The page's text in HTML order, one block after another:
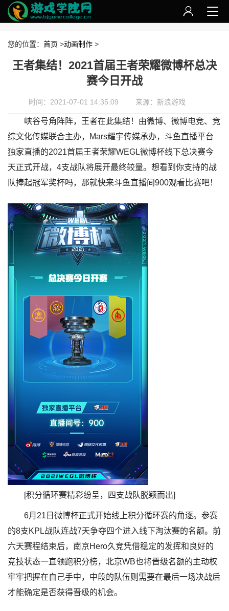
您的位置： 首页 >动画制作 >
王者集结！2021首届王者荣耀微博杯总决
赛今日开战
时间：2021-07-01 14:35:09 来源：新浪游戏
峡谷号角阵阵，王者在此集结！由微博、微博电竞、竞
综文化传媒联合主办，Mars耀宇传媒承办，斗鱼直播平台
独家直播的2021首届王者荣耀WEGL微博杯线下总决赛今
天正式开战，4支战队将展开最终较量。想看到你支持的战
队捧起冠军奖杯吗，那就快来斗鱼直播间900观看比赛吧！
[积分循环赛精彩纷呈，四支战队脱颖而出]
6月21日微博杯正式开始线上积分循环赛的角逐。参赛
的8支KPL战队连战7天争夺四个进入线下淘汰赛的名额。前
六天赛程结束后，南京Hero久竞凭借稳定的发挥和良好的
竞技状态一直领跑积分榜，北京WB也将晋级名额的主动权
牢牢把握在自己手中，中段的队伍则需要在最后一场决战后
才能确定是否获得晋级的机会。